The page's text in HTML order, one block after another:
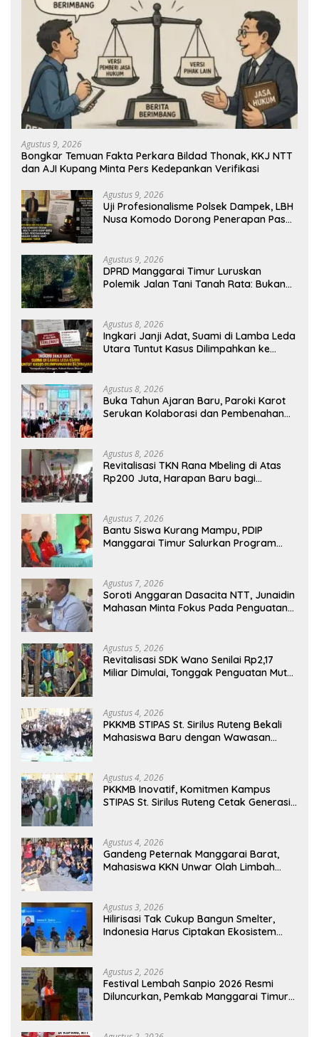
Agustus 9, 2026
Bongkar Temuan Fakta Perkara Bildad Thonak, KKJ NTT
dan AJI Kupang Minta Pers Kedepankan Verifikasi
Agustus 9, 2026
Uji Profesionalisme Polsek Dampek, LBH
Nusa Komodo Dorong Penerapan Pasal
Agustus 9, 2026
DPRD Manggarai Timur Luruskan
Polemik Jalan Tani Tanah Rata: Bukan
Agustus 8, 2026
Ingkari Janji Adat, Suami di Lamba Leda
Utara Tuntut Kasus Dilimpahkan ke
Agustus 8, 2026
Buka Tahun Ajaran Baru, Paroki Karot
Serukan Kolaborasi dan Pembenahan
Agustus 8, 2026
Revitalisasi TKN Rana Mbeling di Atas
Rp200 Juta, Harapan Baru bagi
Agustus 7, 2026
Bantu Siswa Kurang Mampu, PDIP
Manggarai Timur Salurkan Program
Agustus 7, 2026
Soroti Anggaran Dasacita NTT, Junaidin
Mahasan Minta Fokus Pada Penguatan
Agustus 5, 2026
Revitalisasi SDK Wano Senilai Rp2,17
Miliar Dimulai, Tonggak Penguatan Mutu
Agustus 4, 2026
PKKMB STIPAS St. Sirilus Ruteng Bekali
Mahasiswa Baru dengan Wawasan
Agustus 4, 2026
PKKMB Inovatif, Komitmen Kampus
STIPAS St. Sirilus Ruteng Cetak Generasi
Agustus 4, 2026
Gandeng Peternak Manggarai Barat,
Mahasiswa KKN Unwar Olah Limbah
Agustus 3, 2026
Hilirisasi Tak Cukup Bangun Smelter,
Indonesia Harus Ciptakan Ekosistem
Agustus 2, 2026
Festival Lembah Sanpio 2026 Resmi
Diluncurkan, Pemkab Manggarai Timur